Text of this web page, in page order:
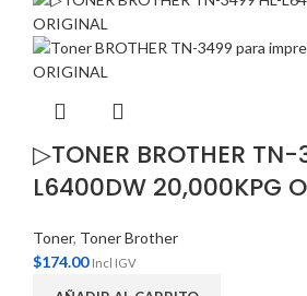
▷TONER BROTHER
L6400DW 20,000KPG
Toner, Toner Brother
$174.00 Incl IGV